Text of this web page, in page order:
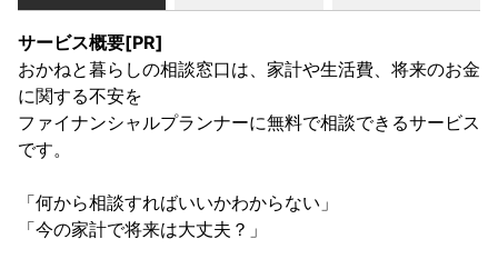
サービス概要[PR]
おかねと暮らしの相談窓口は、家計や生活費、将来のお金
に関する不安を
ファイナンシャルプランナーに無料で相談できるサービス
です。
「何から相談すればいいかわからない」
「今の家計で将来は大丈夫？」